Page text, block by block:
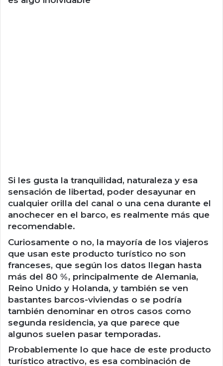
Si les gusta la tranquilidad, naturaleza y esa
sensación de libertad, poder desayunar en
cualquier orilla del canal o una cena durante el
anochecer en el barco, es realmente más que
recomendable.
Curiosamente o no, la mayoría de los viajeros
que usan este producto turístico no son
franceses, que según los datos llegan hasta
más del 80 %, principalmente de Alemania,
Reino Unido y Holanda, y también se ven
bastantes barcos-viviendas o se podría
también denominar en otros casos como
segunda residencia, ya que parece que
algunos suelen pasar temporadas.
Probablemente lo que hace de este producto
turístico atractivo, es esa combinación de